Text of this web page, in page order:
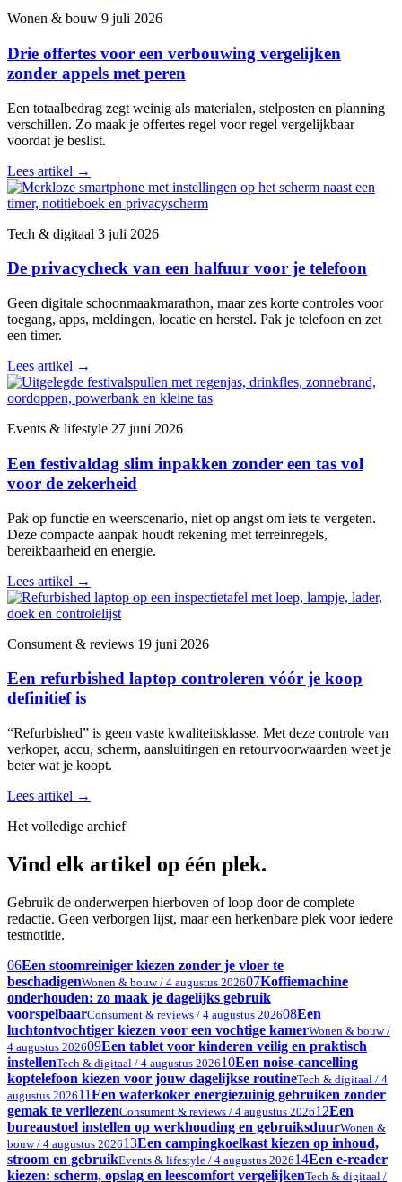
Wonen & bouw 9 juli 2026
Drie offertes voor een verbouwing vergelijken
zonder appels met peren
Een totaalbedrag zegt weinig als materialen, stelposten en planning
verschillen. Zo maak je offertes regel voor regel vergelijkbaar
voordat je beslist.
Lees artikel →
Tech & digitaal 3 juli 2026
De privacycheck van een halfuur voor je telefoon
Geen digitale schoonmaakmarathon, maar zes korte controles voor
toegang, apps, meldingen, locatie en herstel. Pak je telefoon en zet
een timer.
Lees artikel →
Events & lifestyle 27 juni 2026
Een festivaldag slim inpakken zonder een tas vol
voor de zekerheid
Pak op functie en weerscenario, niet op angst om iets te vergeten.
Deze compacte aanpak houdt rekening met terreinregels,
bereikbaarheid en energie.
Lees artikel →
Consument & reviews 19 juni 2026
Een refurbished laptop controleren vóór je koop
definitief is
“Refurbished” is geen vaste kwaliteitsklasse. Met deze controle van
verkoper, accu, scherm, aansluitingen en retourvoorwaarden weet je
beter wat je koopt.
Lees artikel →
Het volledige archief
Vind elk artikel op één plek.
Gebruik de onderwerpen hierboven of loop door de complete
redactie. Geen verborgen lijst, maar een herkenbare plek voor iedere
testnotitie.
06Een stoomreiniger kiezen zonder je vloer te
beschadigenWonen & bouw / 4 augustus 202607Koffiemachine
onderhouden: zo maak je dagelijks gebruik
voorspelbaarConsument & reviews / 4 augustus 202608Een
luchtontvochtiger kiezen voor een vochtige kamerWonen & bouw /
4 augustus 202609Een tablet voor kinderen veilig en praktisch
instellenTech & digitaal / 4 augustus 202610Een noise-cancelling
koptelefoon kiezen voor jouw dagelijkse routineTech & digitaal / 4
augustus 202611Een waterkoker energiezuinig gebruiken zonder
gemak te verliezenConsument & reviews / 4 augustus 202612Een
bureaustoel instellen op werkhouding en gebruiksduurWonen &
bouw / 4 augustus 202613Een campingkoelkast kiezen op inhoud,
stroom en gebruikEvents & lifestyle / 4 augustus 202614Een e-reader
kiezen: scherm, opslag en leescomfort vergelijkenTech & digitaal /